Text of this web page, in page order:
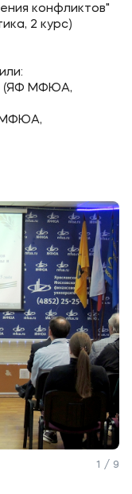
конфликтов"
2 курс)
(ЯФ МФЮА,
МФЮА,
1 / 9